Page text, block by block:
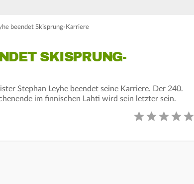
beendet Skisprung-Karriere
SKISPRUNG-
Stephan Leyhe beendet seine Karriere. Der 240.
im finnischen Lahti wird sein letzter sein.